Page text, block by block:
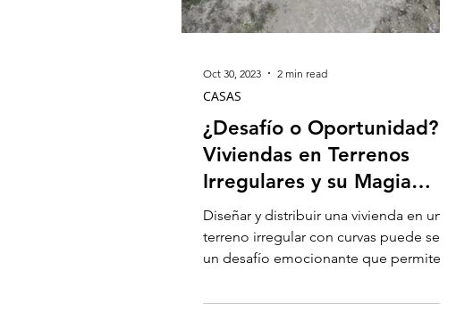
¿Desafío o Oportunidad?
Viviendas en Terrenos
Irregulares y su Magia
Curvilínea
Diseñar y distribuir una vivienda en un
terreno irregular con curvas puede ser
un desafío emocionante que permite la
CASAS
Oct 30, 2023 2 min read